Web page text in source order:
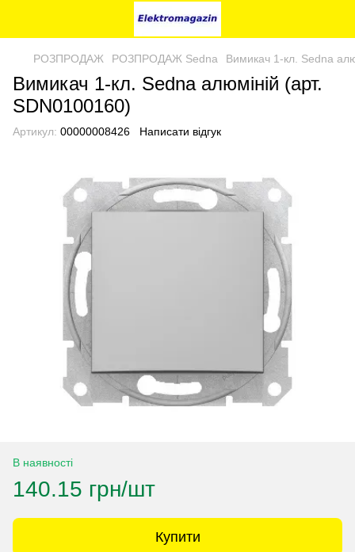
РОЗПРОДАЖ РОЗПРОДАЖ Sedna Вимикач 1-кл. Sedna
Вимикач 1-кл. Sedna алюміній (арт.
SDN0100160)
Артикул: 00000008426 Написати відгук
В наявності
140.15 грн/шт
Купити